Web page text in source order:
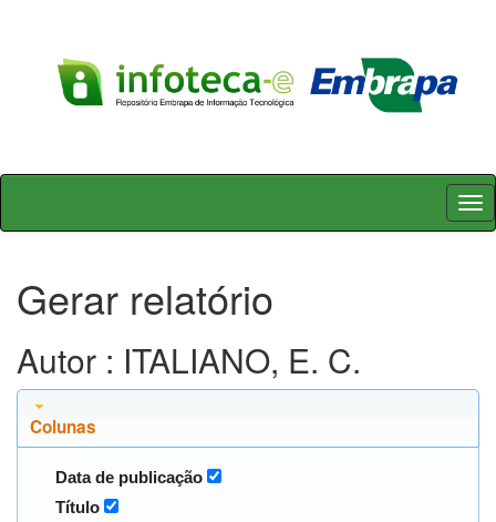
Skip
Gerar relatório
Autor : ITALIANO, E. C.
Colunas
Data de publicação
Título